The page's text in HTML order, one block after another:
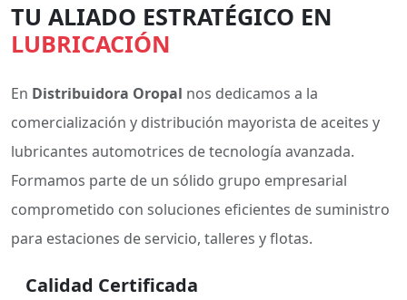
TU ALIADO ESTRATÉGICO EN
LUBRICACIÓN
En Distribuidora Oropal nos dedicamos a la
comercialización y distribución mayorista de aceites y
lubricantes automotrices de tecnología avanzada.
Formamos parte de un sólido grupo empresarial
comprometido con soluciones eficientes de suministro
para estaciones de servicio, talleres y flotas.
Calidad Certificada